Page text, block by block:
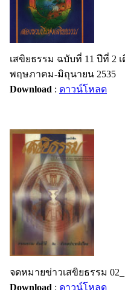
เสขิยธรรม ฉบับที่ 11 ปีที่ 2
พฤษภาคม-มิถุนายน 2535
Download : ดาวน์โหลด
จดหมายข่าวเสขิยธรรม
Download : ดาวน์โหลด